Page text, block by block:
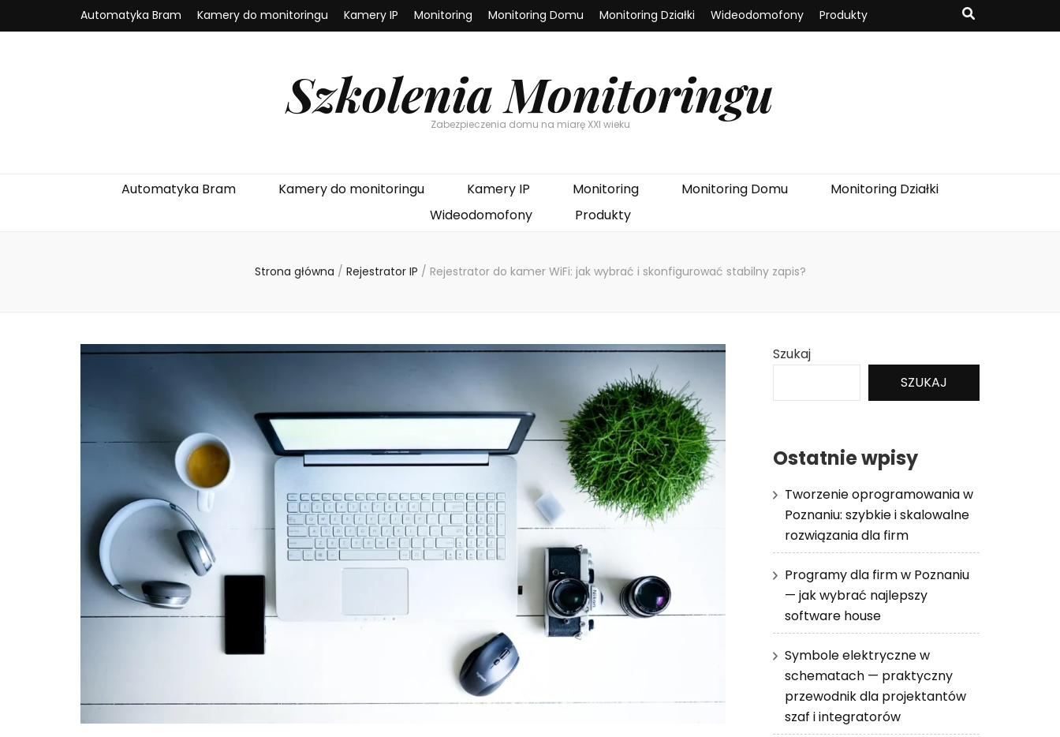
Automatyka Bram Kamery do monitoringu Kamery IP Monitoring Monitoring Domu Monitoring Działki Wideodomofony Produkty
Szkolenia Monitoringu
Zabezpieczenia domu na miarę XXI wieku
Automatyka Bram Kamery do monitoringu Kamery IP Monitoring Monitoring Domu
Monitoring Działki
Wideodomofony
Produkty
Strona główna / Rejestrator IP / Rejestrator do kamer WiFi: jak wybrać i skonfigurować stabilny zapis?
Szukaj
SZUKAJ
Ostatnie wpisy
Tworzenie oprogramowania w
Poznaniu: szybkie i skalowalne
rozwiązania dla firm
Programy dla firm w Poznaniu
— jak wybrać najlepszy
software house
Symbole elektryczne w
schematach — praktyczny
przewodnik dla projektantów
szaf i integratorów